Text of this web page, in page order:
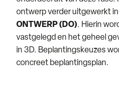
ontwerp verder uitgewerkt
ONTWERP (DO). Hierin
vastgelegd en het geheel
in 3D. Beplantingskeuzes
concreet beplantingsplan.